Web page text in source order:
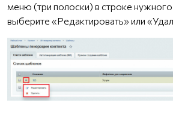
меню (три полоски) в строке
выберите «Редактировать» или